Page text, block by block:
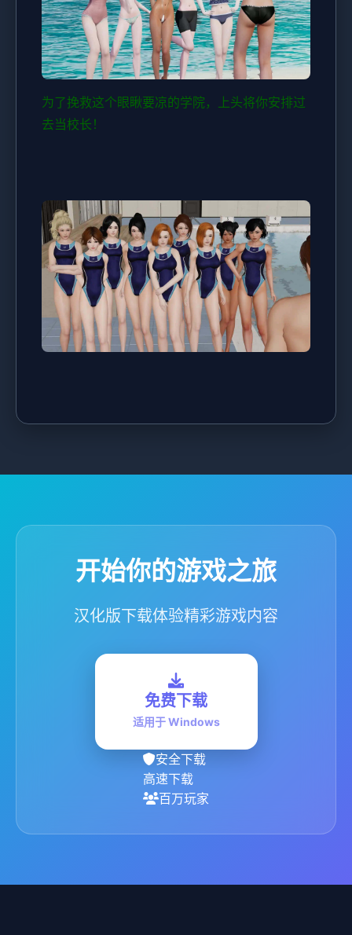
为了挽救这个眼瞅要凉的学院，上头将你安排过
去当校长！
开始你的游戏之旅
汉化版下载体验精彩游戏内容
免费下载
适用于 Windows
安全下载
高速下载
百万玩家